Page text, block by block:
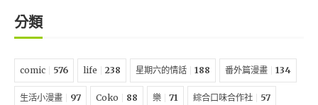
分類
comic 576 life 238 星期六的情話 188 番外篇漫畫 134
生活小漫畫 97 Coko 88 樂 71 綜合口味合作社 57